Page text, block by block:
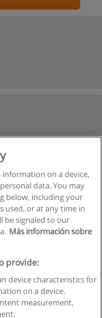
on a device,
data. You may
below, including your
used, or at any time in
be signaled to our
Más información sobre
provide:
device characteristics for
on a device.
measurement,